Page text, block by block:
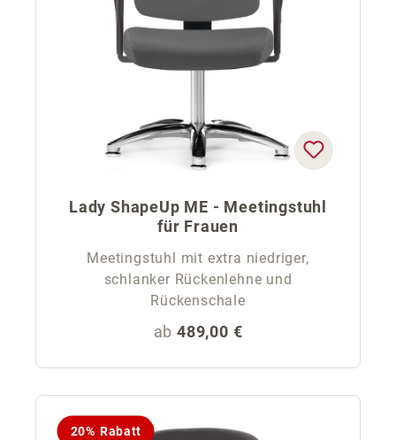
Lady ShapeUp ME - Meetingstuhl
für Frauen
Meetingstuhl mit extra niedriger,
schlanker Rückenlehne und
Rückenschale
Regulärer Preis:
ab 489,00 €
20% Rabatt